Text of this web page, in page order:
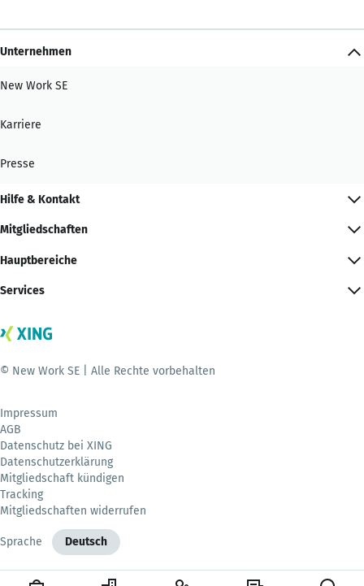
Unternehmen
New Work SE
Karriere
Presse
Hilfe & Kontakt
Mitgliedschaften
Hauptbereiche
Services
© New Work SE | Alle Rechte vorbehalten
Impressum
AGB
Datenschutz bei XING
Datenschutzerklärung
Mitgliedschaft kündigen
Tracking
Mitgliedschaften widerrufen
Sprache Deutsch